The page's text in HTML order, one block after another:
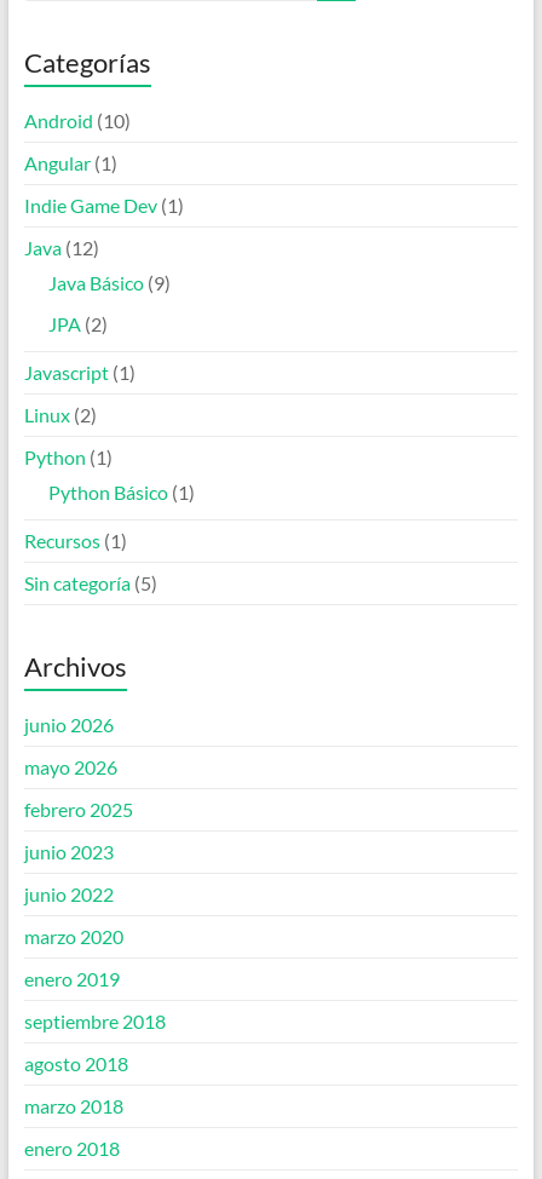
Categorías
Android (10)
Angular(1)
Indie Game Dev(1)
Java(12)
Java Básico(9)
JPA (2)
Javascript(1)
Linux(2)
Python (1)
Python Básico(1)
Recursos(1)
Sin categoría(5)
Archivos
junio 2026
mayo 2026
febrero 2025
junio 2023
junio 2022
marzo 2020
enero 2019
septiembre 2018
agosto 2018
marzo 2018
enero 2018